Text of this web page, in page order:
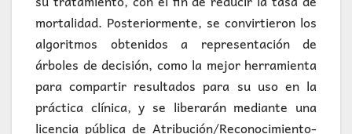
mortalidad. Posteriormente, se convirtieron los
algoritmos obtenidos a representación de
árboles de decisión, como la mejor herramienta
para compartir resultados para su uso en la
práctica clínica, y se liberarán mediante una
licencia pública de Atribución/Reconocimiento-